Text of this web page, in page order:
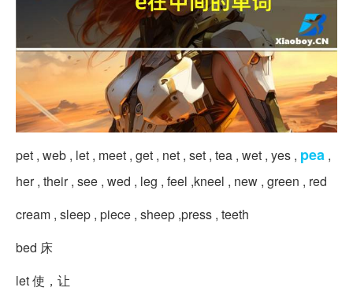
pet , web , let , meet , get , net , set , tea , wet , yes , pea ,
her , their , see , wed , leg , feel ,kneel , new , green , red
cream , sleep , piece , sheep ,press , teeth
bed 床
let 使，让